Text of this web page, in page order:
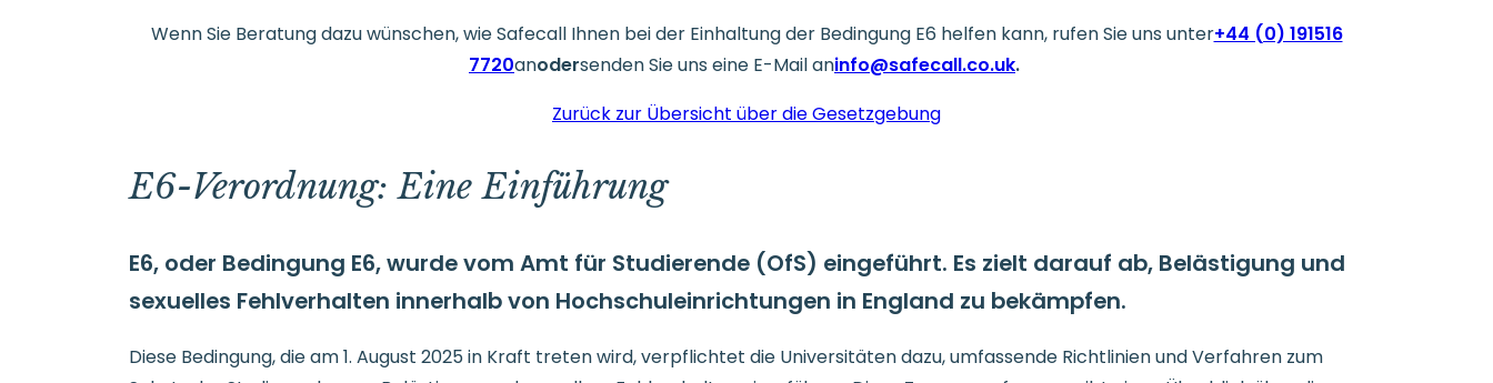
Wenn Sie Beratung dazu wünschen, wie Safecall Ihnen bei der Einhaltung der Bedingung E6 helfen kann, rufen Sie uns unter+44 (0) 191516
7720anodersenden Sie uns eine E-Mail aninfo@safecall.co.uk.
Zurück zur Übersicht über die Gesetzgebung
E6-Verordnung: Eine Einführung
E6, oder Bedingung E6, wurde vom Amt für Studierende (OfS) eingeführt. Es zielt darauf ab, Belästigung und
sexuelles Fehlverhalten innerhalb von Hochschuleinrichtungen in England zu bekämpfen.
Diese Bedingung, die am 1. August 2025 in Kraft treten wird, verpflichtet die Universitäten dazu, umfassende Richtlinien und Verfahren zum